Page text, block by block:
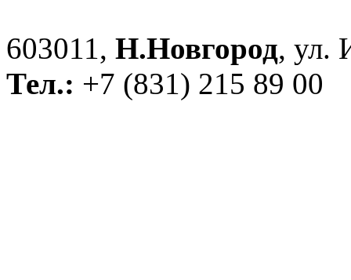
603011, Н.Новгород, ул.
Тел.: +7 (831) 215 89 00